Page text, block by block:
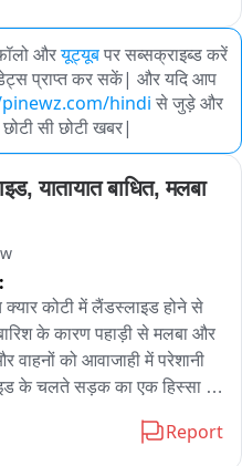
औरयूट्यूबपर सब्सक्राइब्ड करें
प्राप्त कर सकें| और यदि आप
hindi से जुड़े और
सी छोटी खबर|
यातायात बाधित, मलबा
क्यार कोटी में लैंडस्लाइड होने से
के कारण पहाड़ी से मलबा और
को आवाजाही में परेशानी
के चलते सड़क का एक हिस्सा
के बीच पहाड़ी क्षेत्रों में Report